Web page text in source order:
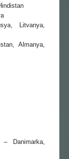
Litvanya,
Almanya,
Danimarka,